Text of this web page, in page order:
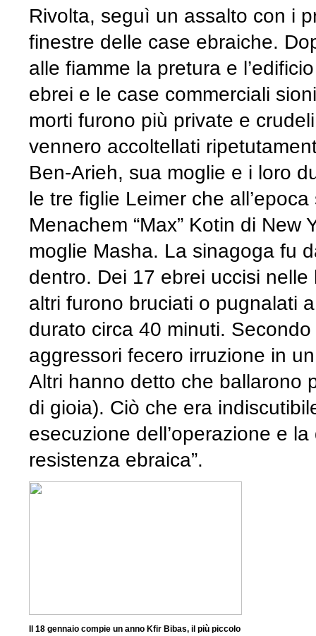
Rivolta, seguì un assalto con i
finestre delle case ebraiche.
alle fiamme la pretura e
ebrei e le case commerciali
morti furono più private e
vennero accoltellati
Ben-Arieh, sua moglie e i loro
le tre figlie Leimer che
Menachem “Max” Kotin di
moglie Masha. La sinagoga fu
dentro. Dei 17 ebrei uccisi
altri furono bruciati o pugnalati
durato circa 40 minuti.
aggressori fecero irruzione in
Altri hanno detto che ballarono
di gioia). Ciò che era
esecuzione dell’operazione e
resistenza ebraica”.
Il 18 gennaio compie un anno Kfir Bibas, il più piccolo